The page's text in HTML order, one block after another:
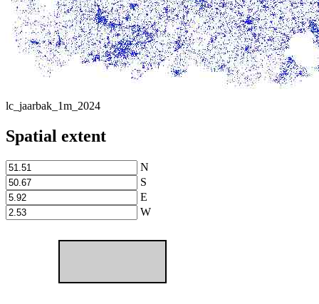
lc_jaarbak_1m_2024
Spatial extent
N
S
E
W